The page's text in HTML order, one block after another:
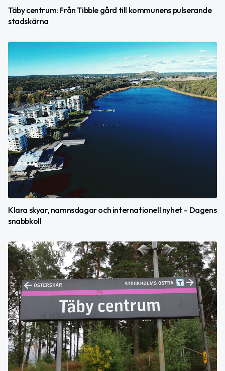
Täby centrum: Från Tibble gård till kommunens pulserande
stadskärna
Klara skyar, namnsdagar och internationell nyhet – Dagens
snabbkoll